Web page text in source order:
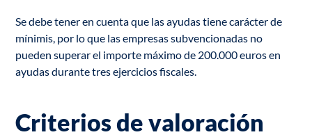
Se debe tener en cuenta que las ayudas tiene carácter de
mínimis, por lo que las empresas subvencionadas no
pueden superar el importe máximo de 200.000 euros en
ayudas durante tres ejercicios fiscales.
Criterios de valoración